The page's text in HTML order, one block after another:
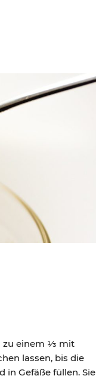
zu einem ⅓ mit
lassen, bis die
in Gefäße füllen. Sie